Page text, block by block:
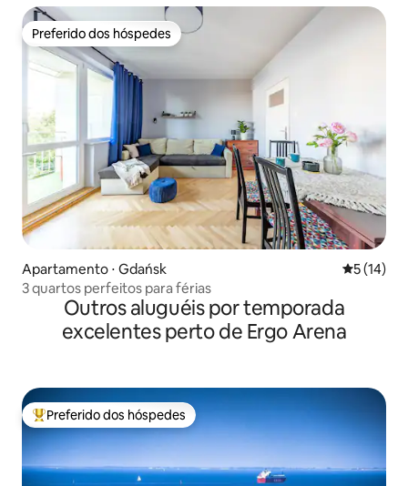
Preferido dos hóspedes
Preferido dos hóspedes
Apartamento ⋅ Gdańsk 5 de uma
5 (14)
3 quartos perfeitos para férias
Outros aluguéis por temporada
excelentes perto de Ergo Arena
Entre os melhores preferidos dos hóspedes
Preferido dos hóspedes